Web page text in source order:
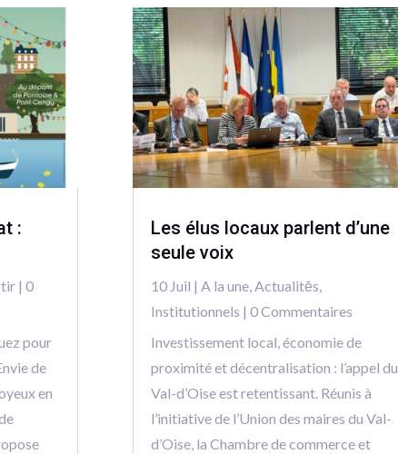
:
| 0
pour
de
en
Les élus locaux parlent d’une
seule voix
10 Juil | A la une,Actualitēs,
Institutionnels | 0 Commentaires
Investissement local, économie de
proximité et décentralisation : l’appel du
Val-d’Oise est retentissant. Réunis à
l’initiative de l’Union des maires du Val-
d’Oise, la Chambre de commerce et